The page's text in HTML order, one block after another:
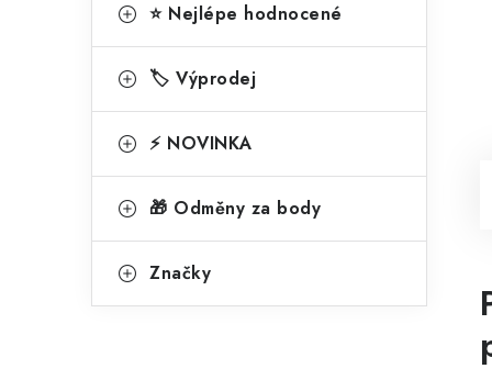
⭐ Nejlépe hodnocené
🏷️ Výprodej
⚡ NOVINKA
🎁 Odměny za body
Značky